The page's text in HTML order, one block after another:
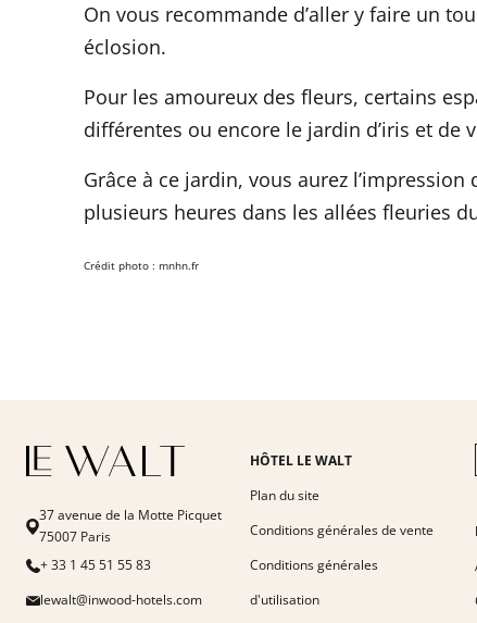
On vous recommande d’aller y faire un
éclosion.
Pour les amoureux des fleurs, certains
différentes ou encore le jardin d’iris et de
Grâce à ce jardin, vous aurez
plusieurs heures dans les allées fleuries
Crédit photo : mnhn.fr
37 avenue de la Motte Picquet
75007 Paris
+ 33 1 45 51 55 83
lewalt@inwood-hotels.com
HÔTEL LE WALT
Plan du site
Conditions générales de vente
Conditions générales
d'utilisation